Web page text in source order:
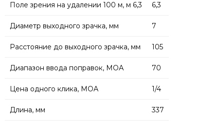
Поле зрения на удалении 100 м, м 6,3 6,3
Диаметр выходного зрачка, мм 7
Расстояние до выходного зрачка, мм 105
Диапазон ввода поправок, МОА 70
Цена одного клика, МОА 1/4
Длина, мм 337